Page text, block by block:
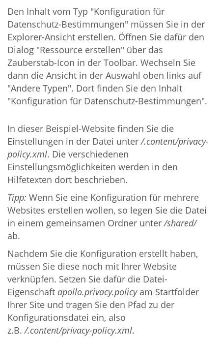
Den Inhalt vom Typ "Konfiguration für
Datenschutz-Bestimmungen" müssen Sie in der
Explorer-Ansicht erstellen. Öffnen Sie dafür den
Dialog "Ressource erstellen" über das
Zauberstab-Icon in der Toolbar. Wechseln Sie
dann die Ansicht in der Auswahl oben links auf
"Andere Typen". Dort finden Sie den Inhalt
"Konfiguration für Datenschutz-Bestimmungen".
In dieser Beispiel-Website finden Sie die
Einstellungen in der Datei unter /.content/privacy-
policy.xml. Die verschiedenen
Einstellungsmöglichkeiten werden in den
Hilfetexten dort beschrieben.
Tipp: Wenn Sie eine Konfiguration für mehrere
Websites erstellen wollen, so legen Sie die Datei
in einem gemeinsamen Ordner unter /shared/
ab.
Nachdem Sie die Konfiguration erstellt haben,
müssen Sie diese noch mit Ihrer Website
verknüpfen. Setzen Sie dafür die Datei-
Eigenschaft apollo.privacy.policyam Startfolder
Ihrer Site und tragen Sie den Pfad zu der
Konfigurationsdatei ein, also
z.B. /.content/privacy-policy.xml.